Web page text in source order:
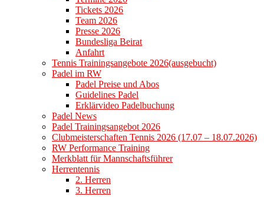
Tickets 2026
Team 2026
Presse 2026
Bundesliga Beirat
Anfahrt
Tennis Trainingsangebote 2026(ausgebucht)
Padel im RW
Padel Preise und Abos
Guidelines Padel
Erklärvideo Padelbuchung
Padel News
Padel Trainingsangebot 2026
Clubmeisterschaften Tennis 2026 (17.07 – 18.07.2026)
RW Performance Training
Merkblatt für Mannschaftsführer
Herrentennis
2. Herren
3. Herren